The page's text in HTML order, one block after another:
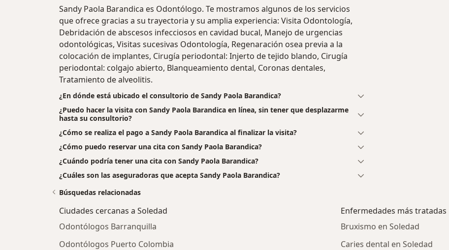
Sandy Paola Barandica es Odontólogo. Te mostramos algunos de los servicios
que ofrece gracias a su trayectoria y su amplia experiencia: Visita Odontología,
Debridación de abscesos infecciosos en cavidad bucal, Manejo de urgencias
odontológicas, Visitas sucesivas Odontología, Regenaración osea previa a la
colocación de implantes, Cirugía periodontal: Injerto de tejido blando, Cirugía
periodontal: colgajo abierto, Blanqueamiento dental, Coronas dentales,
Tratamiento de alveolitis.
¿En dónde está ubicado el consultorio de Sandy Paola Barandica?
¿Puedo hacer la visita con Sandy Paola Barandica en línea, sin tener que desplazarme
hasta su consultorio?
¿Cómo se realiza el pago a Sandy Paola Barandica al finalizar la visita?
¿Cómo puedo reservar una cita con Sandy Paola Barandica?
¿Cuándo podría tener una cita con Sandy Paola Barandica?
¿Cuáles son las aseguradoras que acepta Sandy Paola Barandica?
Búsquedas relacionadas
Ciudades cercanas a Soledad
Odontólogos Barranquilla
Odontólogos Puerto Colombia
Enfermedades más tratadas
Bruxismo en Soledad
Caries dental en Soledad